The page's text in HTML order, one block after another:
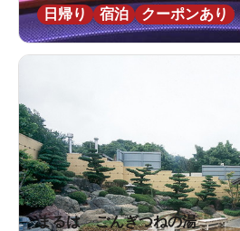
日帰り
宿泊 クーポンあり
まるは ごんぎつねの湯